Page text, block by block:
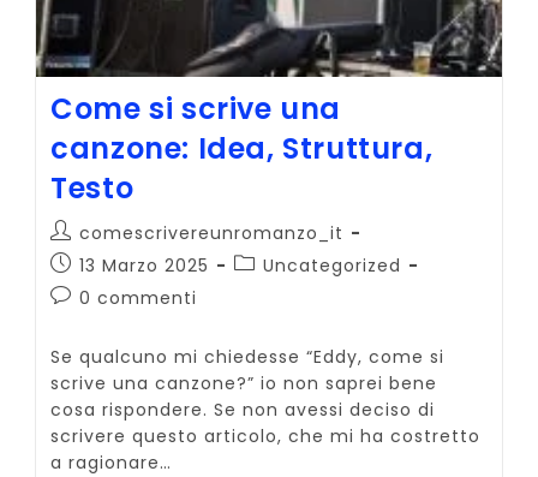
Come si scrive una
canzone: Idea, Struttura,
Testo
Autore
dell'articolo:
comescrivereunromanzo_it
Articolo
pubblicato:
13 Marzo 2025
Categoria
Uncategorized
Commenti
0 commenti
Se qualcuno mi chiedesse “Eddy, come si
scrive una canzone?” io non saprei bene
cosa rispondere. Se non avessi deciso di
scrivere questo articolo, che mi ha costretto
a ragionare…